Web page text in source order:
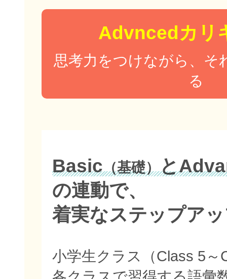
Advncedカリ
思考力をつけながら、そ
る
Basic（基礎）と
の連動で、
着実なステップア
小学生クラス（Class 5～